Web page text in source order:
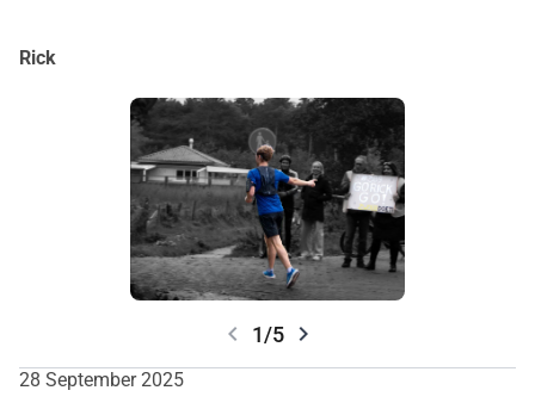
Rick
chevron_left 1/5 chevron_right
28 September 2025